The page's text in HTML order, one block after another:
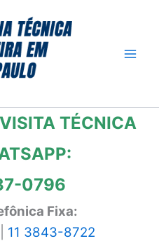
TÉCNICA
0796
Fixa:
11 3843-8722